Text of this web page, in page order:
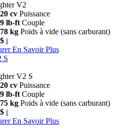
V2
cv Puissance
lb-ft Couple
kg Poids à vide (sans carburant)
i
En Savoir Plus
S
V2 S
cv Puissance
lb-ft Couple
kg Poids à vide (sans carburant)
i
En Savoir Plus